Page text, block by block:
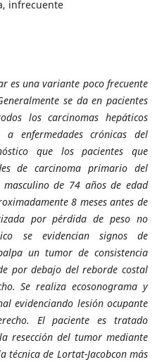
infrecuente
es una variante poco frecuente
se da en pacientes
los carcinomas hepáticos
enfermedades crónicas del
que los pacientes que
de carcinoma primario del
masculino de 74 años de edad
8 meses antes de
por pérdida de peso no
se evidencian signos de
un tumor de consistencia
por debajo del reborde costal
Se realiza ecosonograma y
evidenciando lesión ocupante
El paciente es tratado
resección del tumor mediante
técnica de Lortat-Jacobcon más